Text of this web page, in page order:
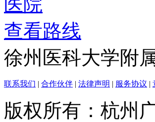
查看路线
徐州医科大学附
联系我们 | 合作伙伴 | 法律声明 | 服务协议 |
版权所有：杭州